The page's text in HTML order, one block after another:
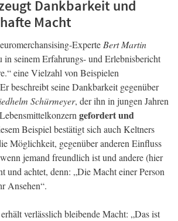
Dankbarkeit und
Macht
Experte Bert Martin
in seinem Erfahrungs- und Erlebnisbericht
eine Vielzahl von Beispielen
beschreibt seine Dankbarkeit gegenüber
Schürmeyer, der ihn in jungen Jahren
gefordert und
Beispiel bestätigt sich auch Keltners
Möglichkeit, gegenüber anderen Einfluss
jemand freundlich ist und andere (hier
und achtet, denn: „Die Macht einer Person
Ansehen“.
verlässlich bleibende Macht: „Das ist